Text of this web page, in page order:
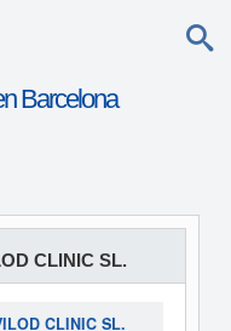
Barcelona
CLINIC SL.
CLINIC SL.